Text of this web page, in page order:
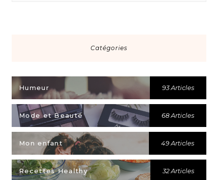
Catégories
Humeur 93 Articles
Mode et Beauté 68 Articles
Mon enfant 49 Articles
Recettes Healthy 32 Articles